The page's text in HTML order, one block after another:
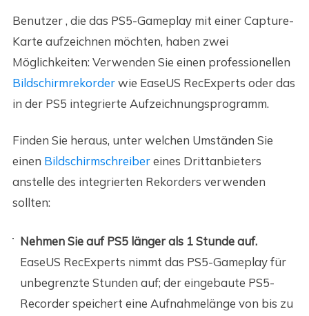
Benutzer, die das PS5-Gameplay mit einer Capture-
Karte aufzeichnen möchten, haben zwei
Möglichkeiten: Verwenden Sie einen professionellen
Bildschirmrekorderwie EaseUS RecExperts oderdas
in der PS5 integrierte Aufzeichnungsprogramm.
Finden Sie heraus, unter welchen Umständen Sie
einen Bildschirmschreibereines Drittanbieters
anstelle des integrierten Rekorders verwenden
sollten:
Nehmen Sie auf PS5 länger als 1 Stunde auf.
EaseUS RecExperts nimmt das PS5-Gameplay für
unbegrenzte Stunden auf; der eingebaute PS5-
Recorder speichert eine Aufnahmelänge von bis zu